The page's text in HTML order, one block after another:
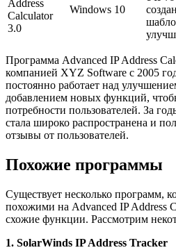
Address
Calculator
3.0
Windows 10
Программа Advanced IP Address
компанией XYZ Software с 2005
постоянно работает над
добавлением новых функций,
потребности пользователей. За
стала широко распространена и
отзывы от пользователей.
Похожие программы
Существует несколько программ,
похожими на Advanced IP Address
схожие функции. Рассмотрим
1. SolarWinds IP Address Tracker